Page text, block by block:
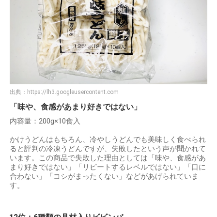
出典： https://lh3.googleusercontent.com
「味や、食感があまり好きではない」
内容量：200g×10食入
かけうどんはもちろん、冷やしうどんでも美味しく食べられ
ると評判の冷凍うどんですが、失敗したという声が聞かれて
います。この商品で失敗した理由としては「味や、食感があ
まり好きではない」「リピートするレベルではない」「口に
合わない」「コシがまったくない」などがあげられていま
す。